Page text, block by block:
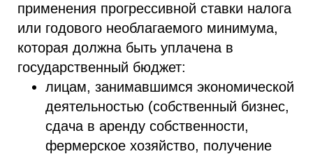
применения прогрессивной ставки налога
или годового необлагаемого минимума,
которая должна быть уплачена в
государственный бюджет:
лицам, занимавшимся экономической
деятельностью (собственный бизнес,
сдача в аренду собственности,
фермерское хозяйство, получение